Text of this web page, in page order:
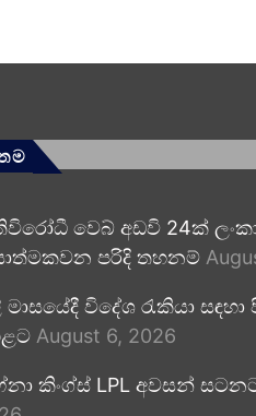
වෙබ් අඩවි 24ක්
පරිදි තහනම්
මාසයේදී විදේශ රැකියා
August 6, 2026
කිංග්ස් LPL අවසන්